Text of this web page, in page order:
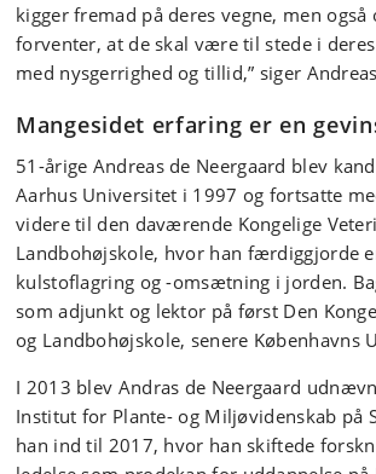
kigger fremad på deres vegne, men også
forventer, at de skal være til stede i
med nysgerrighed og tillid,” siger
Mangesidet erfaring er en
51-årige Andreas de Neergaard blev
Aarhus Universitet i 1997 og fortsatte
videre til den daværende Kongelige
Landbohøjskole, hvor han færdiggjorde
kulstoflagring og -omsætning i jorden.
som adjunkt og lektor på først Den
og Landbohøjskole, senere Københavns
I 2013 blev Andras de Neergaard
Institut for Plante- og Miljøvidenskab på
han ind til 2017, hvor han skiftede